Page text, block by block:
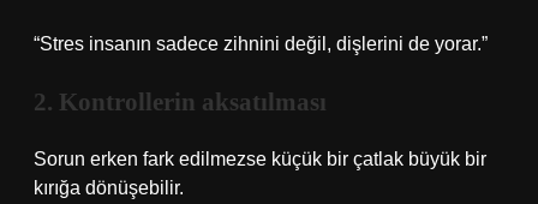
“Stres insanın sadece zihnini değil, dişlerini de yorar.”
2. Kontrollerin aksatılması
Sorun erken fark edilmezse küçük bir çatlak büyük bir
kırığa dönüşebilir.